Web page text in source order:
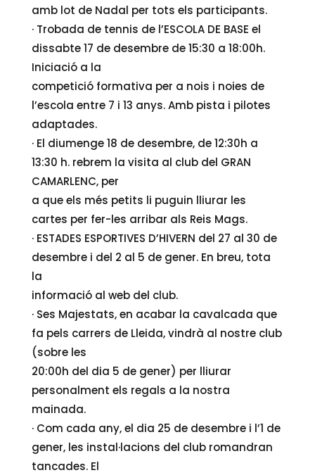
amb lot de Nadal per tots els participants.
· Trobada de tennis de l’ESCOLA DE BASE el
dissabte 17 de desembre de 15:30 a 18:00h.
Iniciació a la
competició formativa per a nois i noies de
l’escola entre 7 i 13 anys. Amb pista i pilotes
adaptades.
· El diumenge 18 de desembre, de 12:30h a
13:30 h. rebrem la visita al club del GRAN
CAMARLENC, per
a que els més petits li puguin lliurar les
cartes per fer-les arribar als Reis Mags.
· ESTADES ESPORTIVES D’HIVERN del 27 al 30 de
desembre i del 2 al 5 de gener. En breu, tota
la
informació al web del club.
· Ses Majestats, en acabar la cavalcada que
fa pels carrers de Lleida, vindrà al nostre club
(sobre les
20:00h del dia 5 de gener) per lliurar
personalment els regals a la nostra
mainada.
· Com cada any, el dia 25 de desembre i l’1 de
gener, les instal·lacions del club romandran
tancades. El